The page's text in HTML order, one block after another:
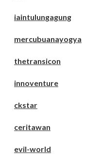
iaintulungagung
mercubuanayogya
thetransicon
innoventure
ckstar
ceritawan
evil-world